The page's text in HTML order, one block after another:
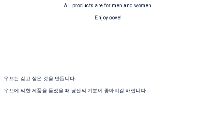
All products are for men and women.
Enjoy oove!
우브는 갖고 싶은 것을 만듭니다.
우브에 의한 제품을 들었을 때 당신의 기분이 좋아지길 바랍니다.